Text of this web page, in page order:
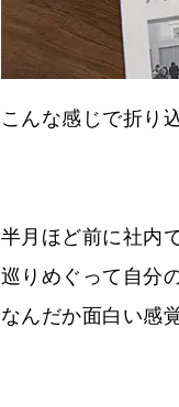
こんな感じで折り
半月ほど前に社内
巡りめぐって自分
なんだか面白い感